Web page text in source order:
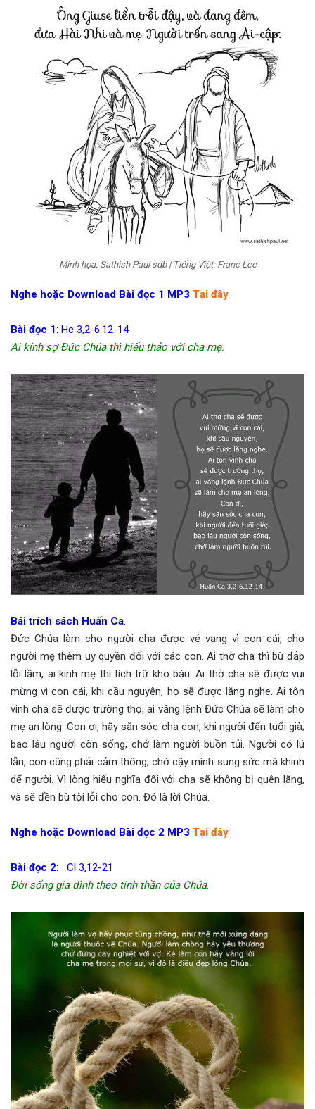
Minh họa: Sathish Paul sdb | Tiếng Việt: Franc Lee
Nghe hoặc Download Bài đọc 1 MP3 Tại đây
Bài đọc 1: Hc 3,2-6.12-14
Ai kính sợ Đức Chúa thì hiếu thảo với cha mẹ.
Bái trích sách Huấn Ca
Đức Chúa làm cho người cha được vẻ vang vì con cái, cho
người mẹ thêm uy quyền đối với các con. Ai thờ cha thì bù đắp
lỗi lầm, ai kính mẹ thì tích trữ kho báu. Ai thờ cha sẽ được vui
mừng vì con cái, khi cầu nguyện, họ sẽ được lắng nghe. Ai tôn
vinh cha sẽ được trường thọ, ai vâng lệnh Đức Chúa sẽ làm cho
mẹ an lòng. Con ơi, hãy săn sóc cha con, khi người đến tuổi già;
bao lâu người còn sống, chớ làm người buồn tủi. Người có lú
lẫn, con cũng phải cảm thông, chớ cậy mình sung sức mà khinh
dể người. Vì lòng hiếu nghĩa đối với cha sẽ không bị quên lãng,
và sẽ đền bù tội lỗi cho con. Đó là lời Chúa.
Nghe hoặc Download Bài đọc 2 MP3 Tại đây
Bài đọc 2: Cl 3,12-21
Đời sống gia đình theo tinh thần của Chúa.